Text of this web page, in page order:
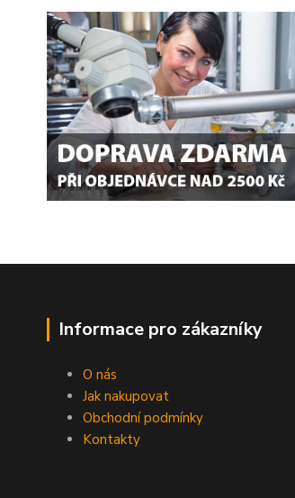
Informace pro zákazníky
O nás
Jak nakupovat
Obchodní podmínky
Kontakty